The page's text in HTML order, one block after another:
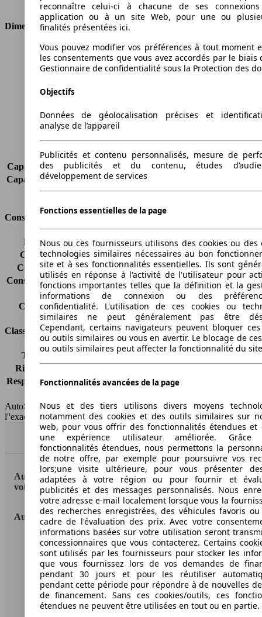
Dimensions
Longueur
4336 mm
Hauteur
1498 mm
Empattement
Charge maximale
-
Portes
Sièges
2
Charge sur toit
-
Capacité de remorquage (sans freins) -
Capacité de remorquage (avec freins)
Volume du coffre
-
Consommation
Émissions de CO2*
146 g/km (komb.)
Consommation (ville)
8.1 l/100km
Consommation (route)
5.2 l/100km
Consommation (combinée)* 6.3 l/100km
Classe d'émissions
Euro 5
Capacité du réservoir
58 l
Classes d'assurance
Tous risques
Risques partiels
Responsabilité civile -
AutoScout24 France SAS décline toute responsabilité concernant
l''exactitude des indications fournies.
Haut
AutoScout24: la plus grande plateforme en ligne de
voitures en Europe
AutoScout24
A propos d'AutoScout24
Conditions d'utilisation
Informations légales
Protection des données
reconnaître celui-ci à chacune de ses
application ou à un site Web, pour une ou
finalités présentées ici.
Vous pouvez modifier vos préférences à tout moment
les consentements que vous avez accordés par le biais
Gestionnaire de confidentialité sous la Protection des
Objectifs
Données de géolocalisation précises et
analyse de l’appareil
Publicités et contenu personnalisés, mesure de
des publicités et du contenu, études
développement de services
Fonctions essentielles de la page
Nous ou ces fournisseurs utilisons des cookies ou des
technologies similaires nécessaires au bon
site et à ses fonctionnalités essentielles. Ils sont
utilisés en réponse à l'activité de l'utilisateur pour
fonctions importantes telles que la définition et la
informations de connexion ou des
confidentialité. L'utilisation de ces cookies ou
similaires ne peut généralement pas être
Cependant, certains navigateurs peuvent bloquer ces
ou outils similaires ou vous en avertir. Le blocage de
ou outils similaires peut affecter la fonctionnalité du
Fonctionnalités avancées de la page
Nous et des tiers utilisons divers moyens
notamment des cookies et des outils similaires sur
web, pour vous offrir des fonctionnalités étendues et
une expérience utilisateur améliorée.
fonctionnalités étendues, nous permettons la
de notre offre, par exemple pour poursuivre vos
lors;une visite ultérieure, pour vous présenter
adaptées à votre région ou pour fournir et
publicités et des messages personnalisés. Nous
votre adresse e-mail localement lorsque vous la
des recherches enregistrées, des véhicules favoris
cadre de l'évaluation des prix. Avec votre
informations basées sur votre utilisation seront
concessionnaires que vous contacterez. Certains
sont utilisés par les fournisseurs pour stocker les
que vous fournissez lors de vos demandes de
pendant 30 jours et pour les réutiliser
pendant cette période pour répondre à de nouvelles
de financement. Sans ces cookies/outils, ces
étendues ne peuvent être utilisées en tout ou en partie.